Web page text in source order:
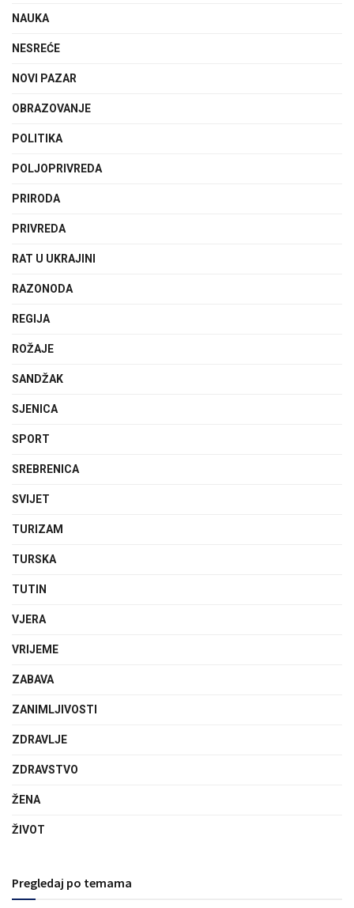
NAUKA
NESREĆE
NOVI PAZAR
OBRAZOVANJE
POLITIKA
POLJOPRIVREDA
PRIRODA
PRIVREDA
RAT U UKRAJINI
RAZONODA
REGIJA
ROŽAJE
SANDŽAK
SJENICA
SPORT
SREBRENICA
SVIJET
TURIZAM
TURSKA
TUTIN
VJERA
VRIJEME
ZABAVA
ZANIMLJIVOSTI
ZDRAVLJE
ZDRAVSTVO
ŽENA
ŽIVOT
Pregledaj po temama